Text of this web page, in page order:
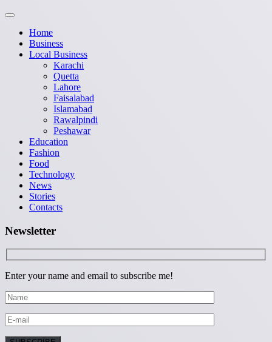
Home
Business
Local Business
Karachi
Quetta
Lahore
Faisalabad
Islamabad
Rawalpindi
Peshawar
Education
Fashion
Food
Technology
News
Stories
Contacts
Newsletter
Enter your name and email to subscribe me!